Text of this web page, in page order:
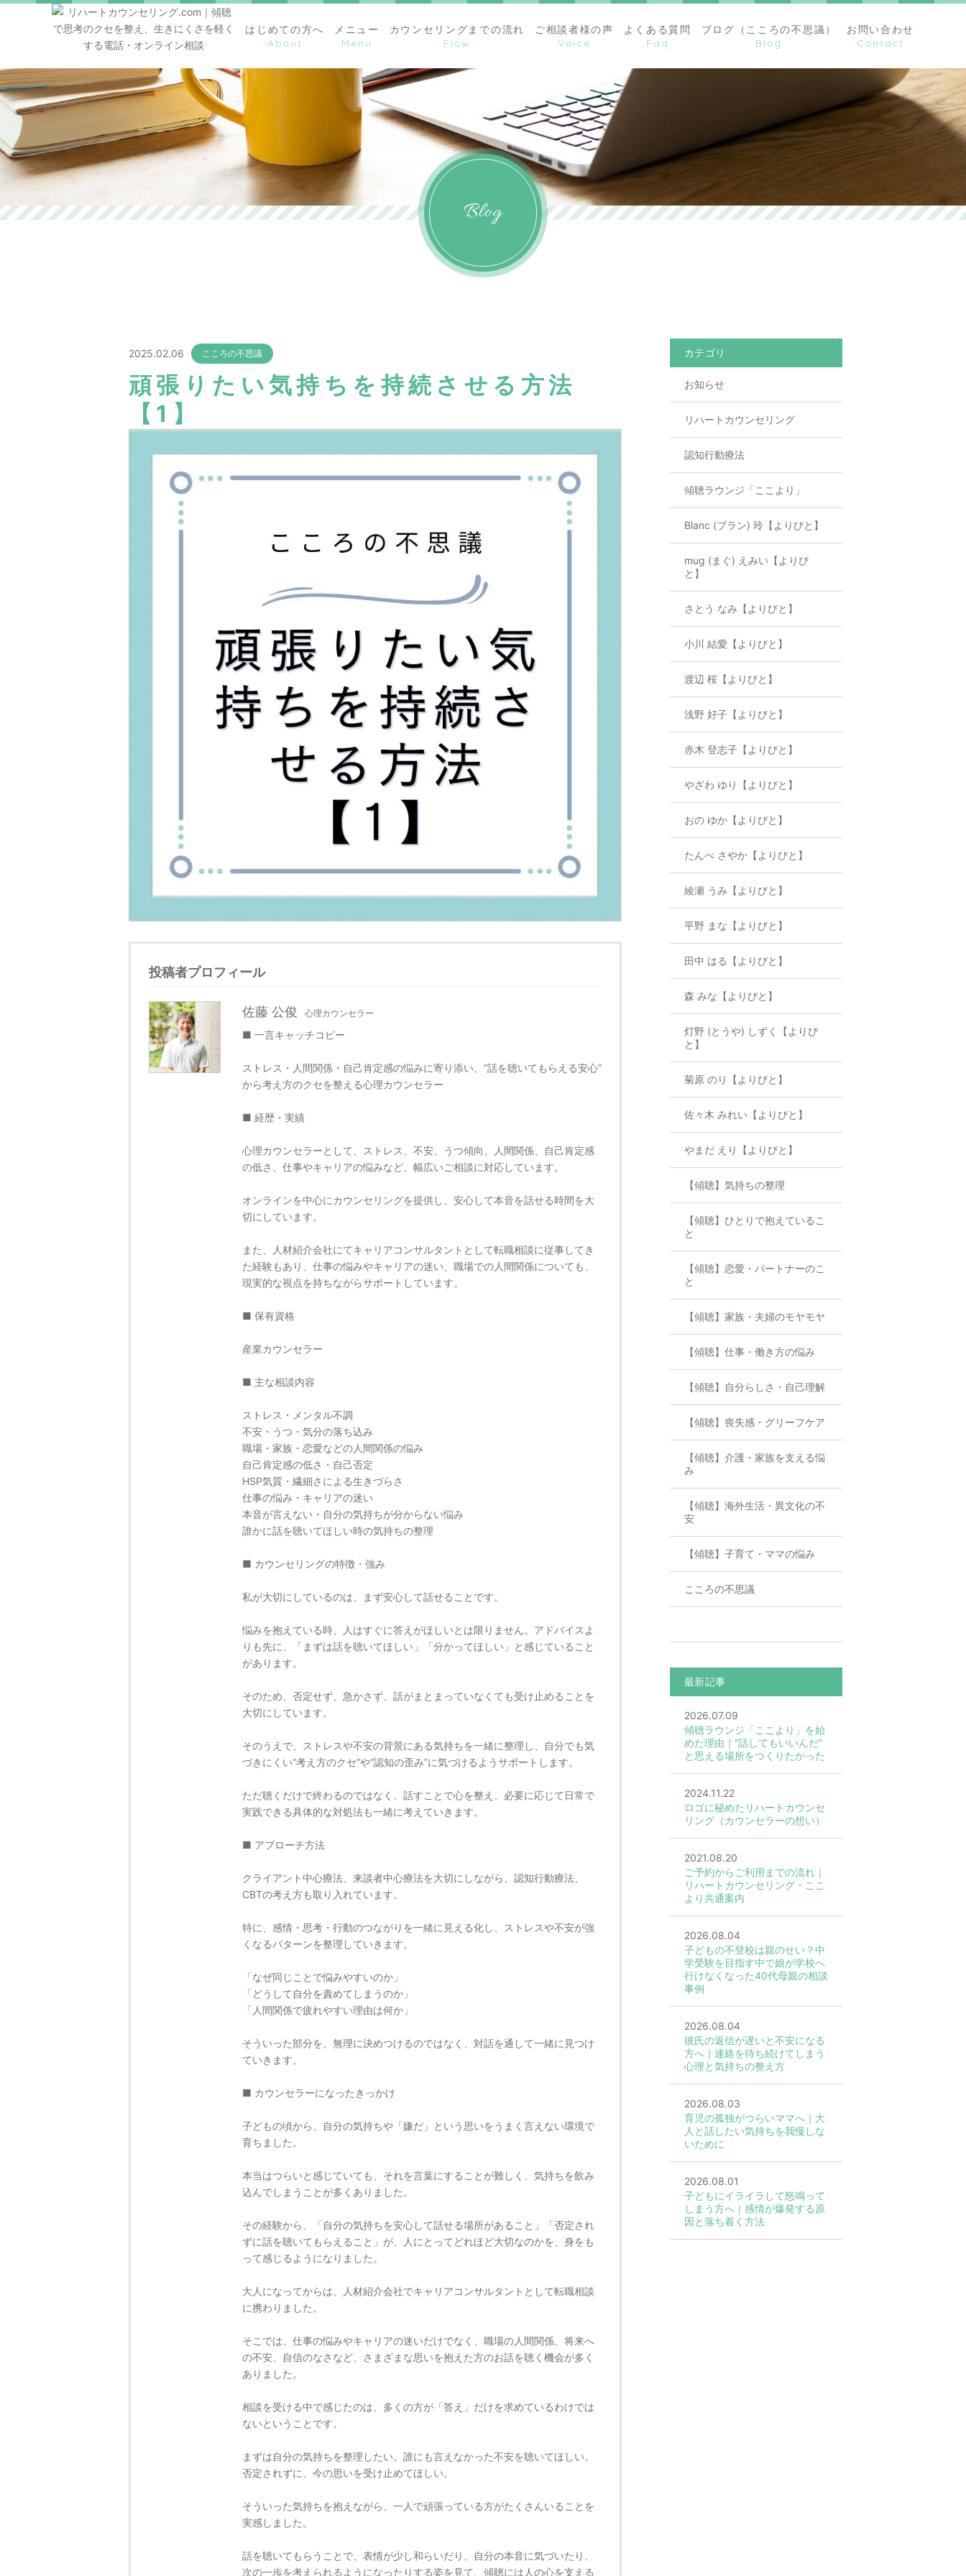
はじめての方へ メニュー カウンセリングまでの流れ ご相談者様の声 よくある質問 ブログ（こころの不思議） お問い合わせ
Blog
2025.02.06 こころの不思議
頑張りたい気持ちを持続させる方法
【1】
投稿者プロフィール
佐藤 公俊 心理カウンセラー
■ 一言キャッチコピー
ストレス・人間関係・自己肯定感の悩みに寄り添い、“話を聴いてもらえる安心”
から考え方のクセを整える心理カウンセラー
■ 経歴・実績
心理カウンセラーとして、ストレス、不安、うつ傾向、人間関係、自己肯定感
の低さ、仕事やキャリアの悩みなど、幅広いご相談に対応しています。
オンラインを中心にカウンセリングを提供し、安心して本音を話せる時間を大
切にしています。
また、人材紹介会社にてキャリアコンサルタントとして転職相談に従事してき
た経験もあり、仕事の悩みやキャリアの迷い、職場での人間関係についても、
現実的な視点を持ちながらサポートしています。
■ 保有資格
産業カウンセラー
■ 主な相談内容
ストレス・メンタル不調
不安・うつ・気分の落ち込み
職場・家族・恋愛などの人間関係の悩み
自己肯定感の低さ・自己否定
HSP気質・繊細さによる生きづらさ
仕事の悩み・キャリアの迷い
本音が言えない・自分の気持ちが分からない悩み
誰かに話を聴いてほしい時の気持ちの整理
■ カウンセリングの特徴・強み
私が大切にしているのは、まず安心して話せることです。
悩みを抱えている時、人はすぐに答えがほしいとは限りません。アドバイスよ
りも先に、「まずは話を聴いてほしい」「分かってほしい」と感じていること
があります。
そのため、否定せず、急かさず、話がまとまっていなくても受け止めることを
大切にしています。
そのうえで、ストレスや不安の背景にある気持ちを一緒に整理し、自分でも気
づきにくい“考え方のクセ”や“認知の歪み”に気づけるようサポートします。
ただ聴くだけで終わるのではなく、話すことで心を整え、必要に応じて日常で
実践できる具体的な対処法も一緒に考えていきます。
■ アプローチ方法
クライアント中心療法、来談者中心療法を大切にしながら、認知行動療法、
CBTの考え方も取り入れています。
特に、感情・思考・行動のつながりを一緒に見える化し、ストレスや不安が強
くなるパターンを整理していきます。
「なぜ同じことで悩みやすいのか」
「どうして自分を責めてしまうのか」
「人間関係で疲れやすい理由は何か」
そういった部分を、無理に決めつけるのではなく、対話を通して一緒に見つけ
ていきます。
■ カウンセラーになったきっかけ
子どもの頃から、自分の気持ちや「嫌だ」という思いをうまく言えない環境で
育ちました。
本当はつらいと感じていても、それを言葉にすることが難しく、気持ちを飲み
込んでしまうことが多くありました。
その経験から、「自分の気持ちを安心して話せる場所があること」「否定され
ずに話を聴いてもらえること」が、人にとってどれほど大切なのかを、身をも
って感じるようになりました。
大人になってからは、人材紹介会社でキャリアコンサルタントとして転職相談
に携わりました。
そこでは、仕事の悩みやキャリアの迷いだけでなく、職場の人間関係、将来へ
の不安、自信のなさなど、さまざまな思いを抱えた方のお話を聴く機会が多く
ありました。
相談を受ける中で感じたのは、多くの方が「答え」だけを求めているわけでは
ないということです。
まずは自分の気持ちを整理したい。誰にも言えなかった不安を聴いてほしい。
否定されずに、今の思いを受け止めてほしい。
そういった気持ちを抱えながら、一人で頑張っている方がたくさんいることを
実感しました。
話を聴いてもらうことで、表情が少し和らいだり、自分の本音に気づいたり、
次の一歩を考えられるようになったりする姿を見て、傾聴には人の心を支える
カテゴリ
お知らせ
リハートカウンセリング
認知行動療法
傾聴ラウンジ「ここより」
Blanc (ブラン) 玲【よりびと】
mug (まぐ) えみい【よりび
と】
さとう なみ【よりびと】
小川 結愛【よりびと】
渡辺 桜【よりびと】
浅野 好子【よりびと】
赤木 登志子【よりびと】
やざわ ゆり【よりびと】
おの ゆか【よりびと】
たんべ さやか【よりびと】
綾瀬 うみ【よりびと】
平野 まな【よりびと】
田中 はる【よりびと】
森 みな【よりびと】
灯野 (とうや) しずく【よりび
と】
菊原 のり【よりびと】
佐々木 みれい【よりびと】
やまだ えり【よりびと】
【傾聴】気持ちの整理
【傾聴】ひとりで抱えているこ
と
【傾聴】恋愛・パートナーのこ
と
【傾聴】家族・夫婦のモヤモヤ
【傾聴】仕事・働き方の悩み
【傾聴】自分らしさ・自己理解
【傾聴】喪失感・グリーフケア
【傾聴】介護・家族を支える悩
み
【傾聴】海外生活・異文化の不
安
【傾聴】子育て・ママの悩み
こころの不思議
最新記事
2026.07.09
傾聴ラウンジ「ここより」を始
めた理由｜“話してもいいんだ”
と思える場所をつくりたかった
2024.11.22
ロゴに秘めたリハートカウンセ
リング（カウンセラーの想い）
2021.08.20
ご予約からご利用までの流れ｜
リハートカウンセリング・ここ
より共通案内
2026.08.04
子どもの不登校は親のせい？中
学受験を目指す中で娘が学校へ
行けなくなった40代母親の相談
事例
2026.08.04
彼氏の返信が遅いと不安になる
方へ｜連絡を待ち続けてしまう
心理と気持ちの整え方
2026.08.03
育児の孤独がつらいママへ｜大
人と話したい気持ちを我慢しな
いために
2026.08.01
子どもにイライラして怒鳴って
しまう方へ｜感情が爆発する原
因と落ち着く方法